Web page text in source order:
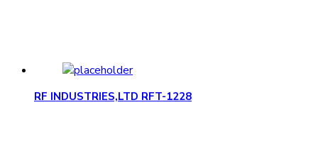
RF INDUSTRIES,LTD RFT-1228